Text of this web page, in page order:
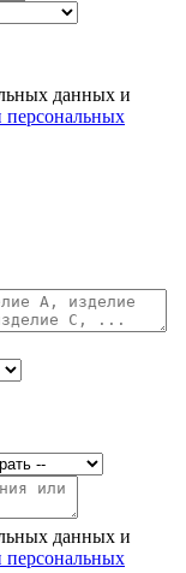
данных и
персональных
данных и
персональных